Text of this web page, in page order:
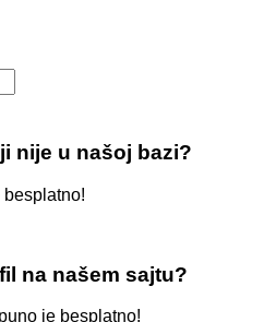
nije u našoj bazi?
besplatno!
na našem sajtu?
je besplatno!